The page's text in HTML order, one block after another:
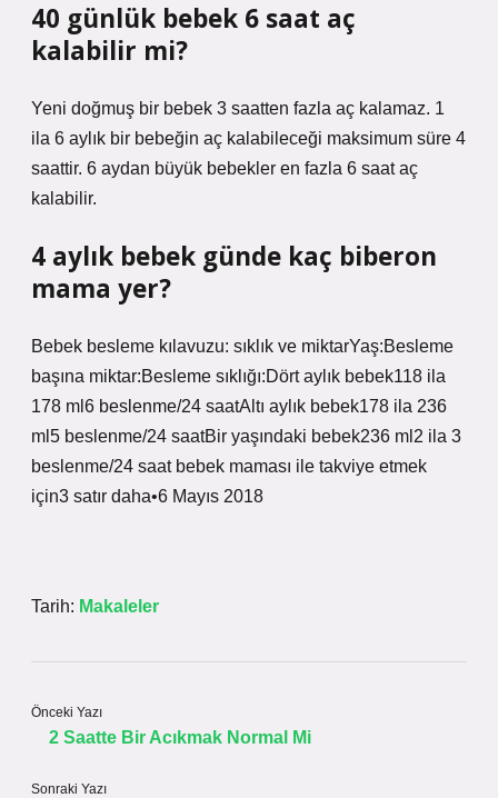
40 günlük bebek 6 saat aç
kalabilir mi?
Yeni doğmuş bir bebek 3 saatten fazla aç kalamaz. 1
ila 6 aylık bir bebeğin aç kalabileceği maksimum süre 4
saattir. 6 aydan büyük bebekler en fazla 6 saat aç
kalabilir.
4 aylık bebek günde kaç biberon
mama yer?
Bebek besleme kılavuzu: sıklık ve miktarYaş:Besleme
başına miktar:Besleme sıklığı:Dört aylık bebek118 ila
178 ml6 beslenme/24 saatAltı aylık bebek178 ila 236
ml5 beslenme/24 saatBir yaşındaki bebek236 ml2 ila 3
beslenme/24 saat bebek maması ile takviye etmek
için3 satır daha•6 Mayıs 2018
Tarih: Makaleler
Önceki Yazı
2 Saatte Bir Acıkmak Normal Mi
Sonraki Yazı